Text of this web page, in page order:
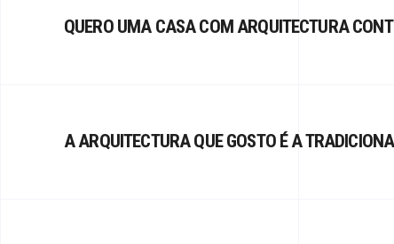
QUERO UMA CASA COM ARQUITECTURA
A ARQUITECTURA QUE GOSTO É A